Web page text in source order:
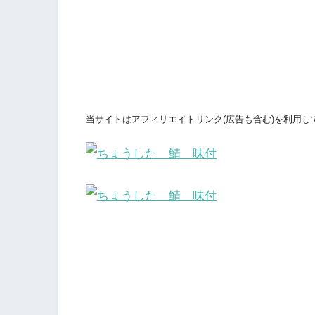
当サイトはアフィリエイトリンク(広告も含む)を利用し